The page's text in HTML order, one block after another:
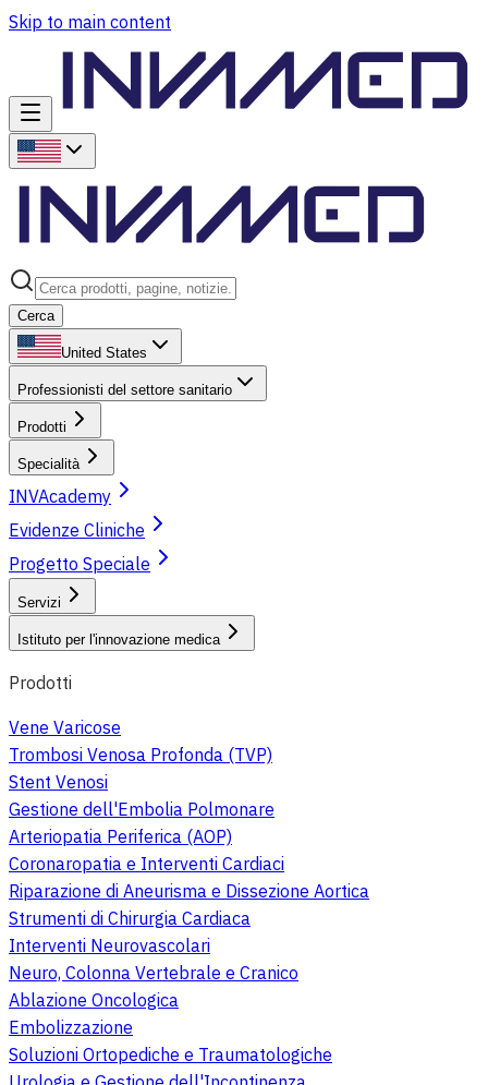
Skip to main content
Cerca
United States
Professionisti del settore sanitario
Prodotti
Specialità
INVAcademy
Evidenze Cliniche
Progetto Speciale
Servizi
Istituto per l'innovazione medica
Prodotti
Vene Varicose
Trombosi Venosa Profonda (TVP)
Stent Venosi
Gestione dell'Embolia Polmonare
Arteriopatia Periferica (AOP)
Coronaropatia e Interventi Cardiaci
Riparazione di Aneurisma e Dissezione Aortica
Strumenti di Chirurgia Cardiaca
Interventi Neurovascolari
Neuro, Colonna Vertebrale e Cranico
Ablazione Oncologica
Embolizzazione
Soluzioni Ortopediche e Traumatologiche